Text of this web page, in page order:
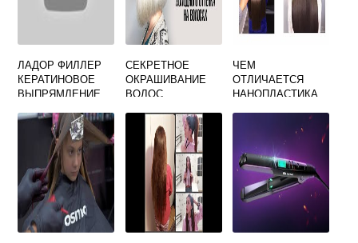
ЛАДОР ФИЛЛЕР
КЕРАТИНОВОЕ
ВЫПРЯМЛЕНИЕ
СЕКРЕТНОЕ
ОКРАШИВАНИЕ
ВОЛОС
ЧЕМ
ОТЛИЧАЕТСЯ
НАНОПЛАСТИКА
КЕРАТИНОВОГО
ВЫПРЯМЛЕНИЯ